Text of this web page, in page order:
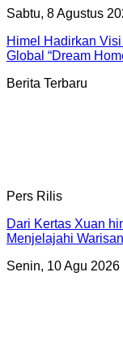
Sabtu, 8 Agustus
Himel Hadirkan
Global “Dream
Berita Terbaru
Pers Rilis
Dari Kertas Xuan
Menjelajahi
Senin, 10 Agu 2026